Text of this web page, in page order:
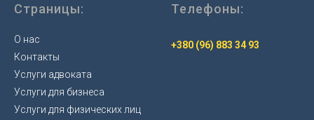
Страницы:
О нас
Контакты
Услуги адвоката
Услуги для бизнеса
Услуги для физических лиц
Телефоны:
+380 (96) 883 34 93